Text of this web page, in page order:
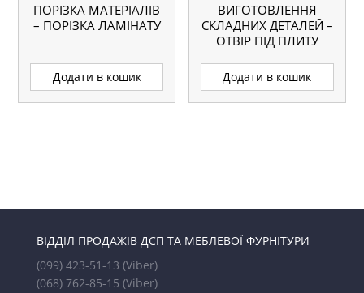
ПОРІЗКА МАТЕРІАЛІВ
– ПОРІЗКА ЛАМІНАТУ
Додати в кошик
ВИГОТОВЛЕННЯ
СКЛАДНИХ ДЕТАЛЕЙ –
ОТВІР ПІД ПЛИТУ
Додати в кошик
ВІДДІЛ ПРОДАЖІВ ДСП ТА МЕБЛЕВОЇ ФУРНІТУРИ
(099) 423-51-13 (Viber)
(068) 762-85-15 (Viber)